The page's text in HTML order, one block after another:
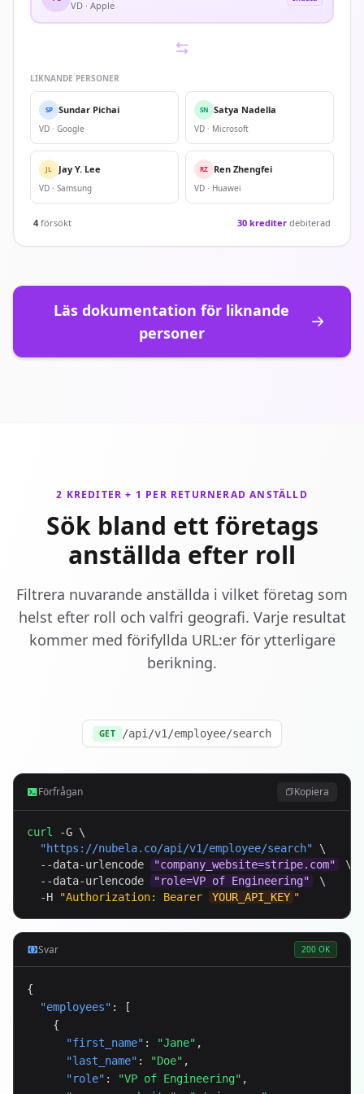
VD · Apple
LIKNANDE PERSONER
SP Sundar Pichai
VD · Google
SN Satya Nadella
VD · Microsoft
JL Jay Y. Lee
VD · Samsung
RZ Ren Zhengfei
VD · Huawei
4 försökt 30 krediter debiterad
Läs dokumentation för liknande
personer
2 KREDITER + 1 PER RETURNERAD ANSTÄLLD
Sök bland ett företags
anställda efter roll
Filtrera nuvarande anställda i vilket företag som
helst efter roll och valfri geografi. Varje resultat
kommer med förifyllda URL:er för ytterligare
berikning.
GET /api/v1/employee/search
Förfrågan Kopiera
curl
-G \
"https://nubela.co/api/v1/employee/search" \
  --data-urlencode
"company_website=stripe.com"
\
  --data-urlencode
"role=VP of Engineering"
\
  -H
"Authorization: Bearer YOUR_API_KEY "
Svar 200 OK
{
"employees" : [
    {
"first_name" : "Jane" ,
"last_name" : "Doe" ,
"role" : "VP of Engineering" ,